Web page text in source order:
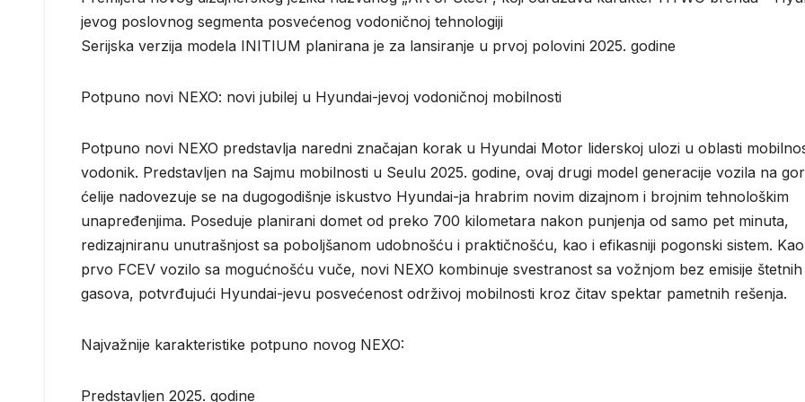
jevog poslovnog segmenta posvećenog vodoničnoj tehnologiji
Serijska verzija modela INITIUM planirana je za lansiranje u prvoj polovini 2025. godine
Potpuno novi NEXO: novi jubilej u Hyundai-jevoj vodoničnoj mobilnosti
Potpuno novi NEXO predstavlja naredni značajan korak u Hyundai Motor liderskoj ulozi u oblasti
vodonik. Predstavljen na Sajmu mobilnosti u Seulu 2025. godine, ovaj drugi model generacije vozila na
ćelije nadovezuje se na dugogodišnje iskustvo Hyundai-ja hrabrim novim dizajnom i brojnim tehnološkim
unapređenjima. Poseduje planirani domet od preko 700 kilometara nakon punjenja od samo pet minuta,
redizajniranu unutrašnjost sa poboljšanom udobnošću i praktičnošću, kao i efikasniji pogonski sistem. Kao
prvo FCEV vozilo sa mogućnošću vuče, novi NEXO kombinuje svestranost sa vožnjom bez emisije štetnih
gasova, potvrđujući Hyundai-jevu posvećenost održivoj mobilnosti kroz čitav spektar pametnih rešenja.
Najvažnije karakteristike potpuno novog NEXO:
Predstavljen 2025. godine